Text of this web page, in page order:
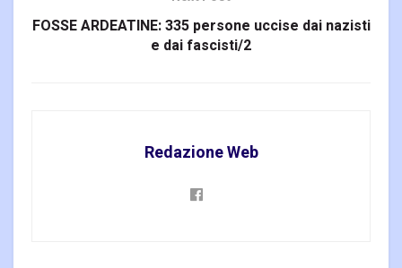
FOSSE ARDEATINE: 335 persone uccise dai nazisti
e dai fascisti/2
Redazione Web